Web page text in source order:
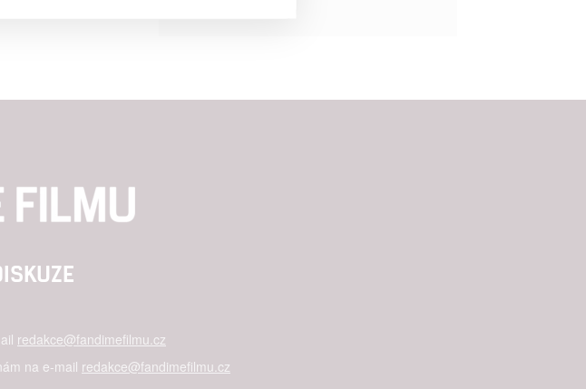
redakce@fandimefilmu.cz
na e-mail redakce@fandimefilmu.cz